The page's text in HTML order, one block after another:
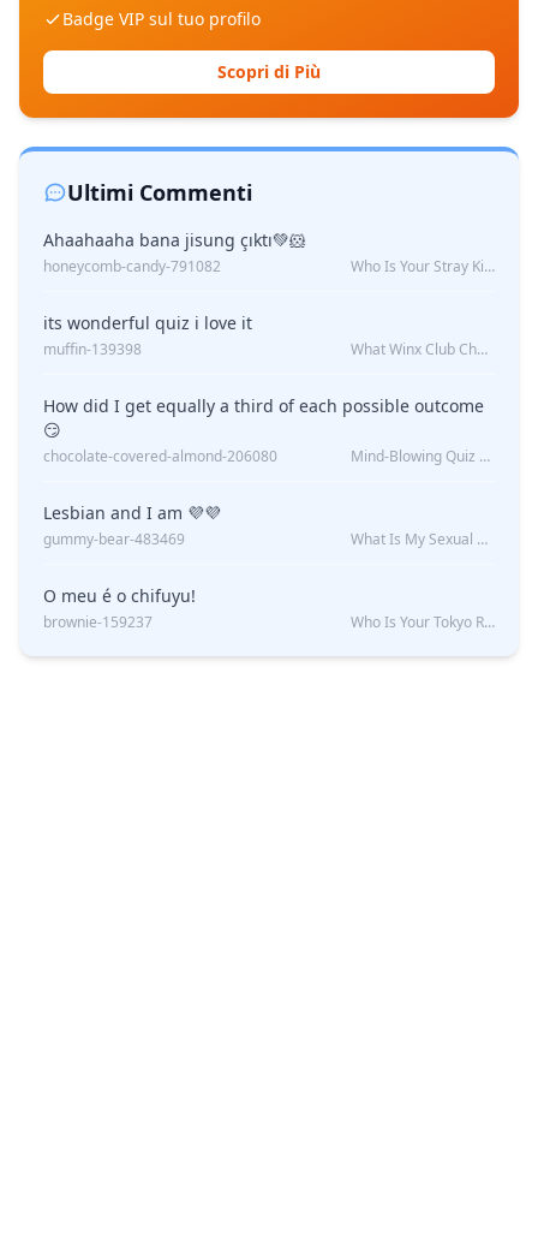
Badge VIP sul tuo profilo
Scopri di Più
Ultimi Commenti
Ahaahaaha bana jisung çıktı💚🐹
honeycomb-candy-791082 Who Is Your Stray Kids Boyfriend?
its wonderful quiz i love it
muffin-139398 What Winx Club Character Are You?
How did I get equally a third of each possible outcome
😏
chocolate-covered-almond-206080 Mind-Blowing Quiz Reveals: Will I Be Alone Forever?
Lesbian and I am 💜💜
gummy-bear-483469 What Is My Sexual Orientation: Uncovered
O meu é o chifuyu!
brownie-159237 Who Is Your Tokyo Revengers Boyfriend?